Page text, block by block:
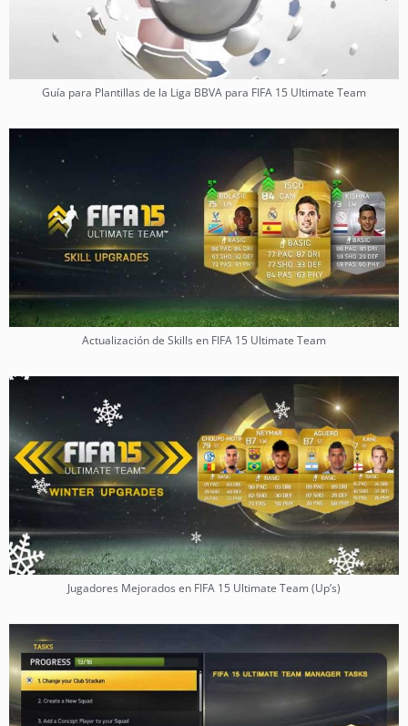
Guía para Plantillas de la Liga BBVA para FIFA 15 Ultimate Team
Actualización de Skills en FIFA 15 Ultimate Team
Jugadores Mejorados en FIFA 15 Ultimate Team (Up’s)